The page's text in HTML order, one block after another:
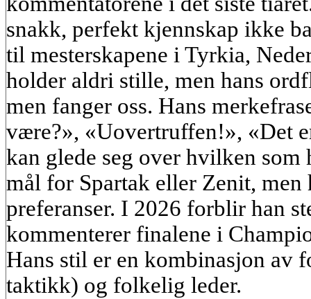
snakk, perfekt kjennskap ikke
til mesterskapene i Tyrkia,
holder aldri stille, men hans
men fanger oss. Hans
være?», «Uovertruffen!», «Det
kan glede seg over hvilken som
mål for Spartak eller Zenit,
preferanser. I 2026 forblir han
kommenterer finalene i
Hans stil er en kombinasjon av
taktikk) og folkelig leder.